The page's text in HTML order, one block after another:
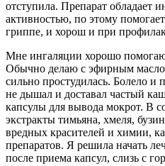
отступила. Препарат обладает
активностью, по этому
гриппе, и хорош и при
Мне ингаляции хорошо
Обычно делаю с эфирным
сильно простудилась. Болело
не дышал и доставал частый
капсулы для вывода мокрот. В
экстракты тимьяна, хмеля,
вредных красителей и химии,
препаратов. Я решила начать
после приема капсул, слизь с